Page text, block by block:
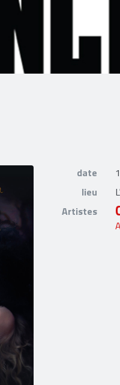
date
lieu
Artistes